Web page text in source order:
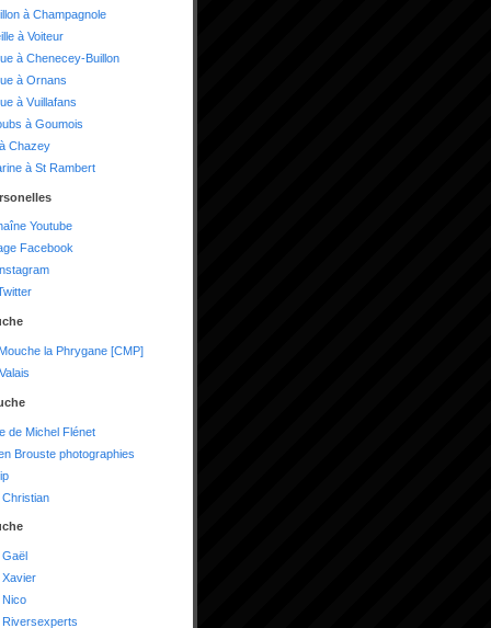
à Champagnole
à Voiteur
à Chenecey-Buillon
à Ornans
à Vuillafans
à Goumois
Chazey
à St Rambert
Youtube
Facebook
la Phrygane [CMP]
de Michel Flénet
Brouste photographies